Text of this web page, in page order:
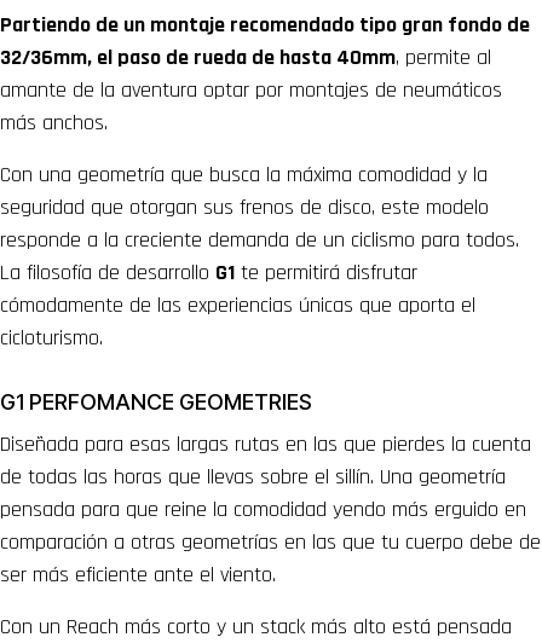
Partiendo de un montaje recomendado tipo gran fondo de
32/36mm, el paso de rueda de hasta 40mm, permite al
amante de la aventura optar por montajes de neumáticos
más anchos.
Con una geometría que busca la máxima comodidad y la
seguridad que otorgan sus frenos de disco, este modelo
responde a la creciente demanda de un ciclismo para todos.
La filosofía de desarrollo G1 te permitirá disfrutar
cómodamente de las experiencias únicas que aporta el
cicloturismo.
G1 PERFOMANCE GEOMETRIES
Diseñada para esas largas rutas en las que pierdes la cuenta
de todas las horas que llevas sobre el sillín. Una geometría
pensada para que reine la comodidad yendo más erguido en
comparación a otras geometrías en las que tu cuerpo debe de
ser más eficiente ante el viento.
Con un Reach más corto y un stack más alto está pensada